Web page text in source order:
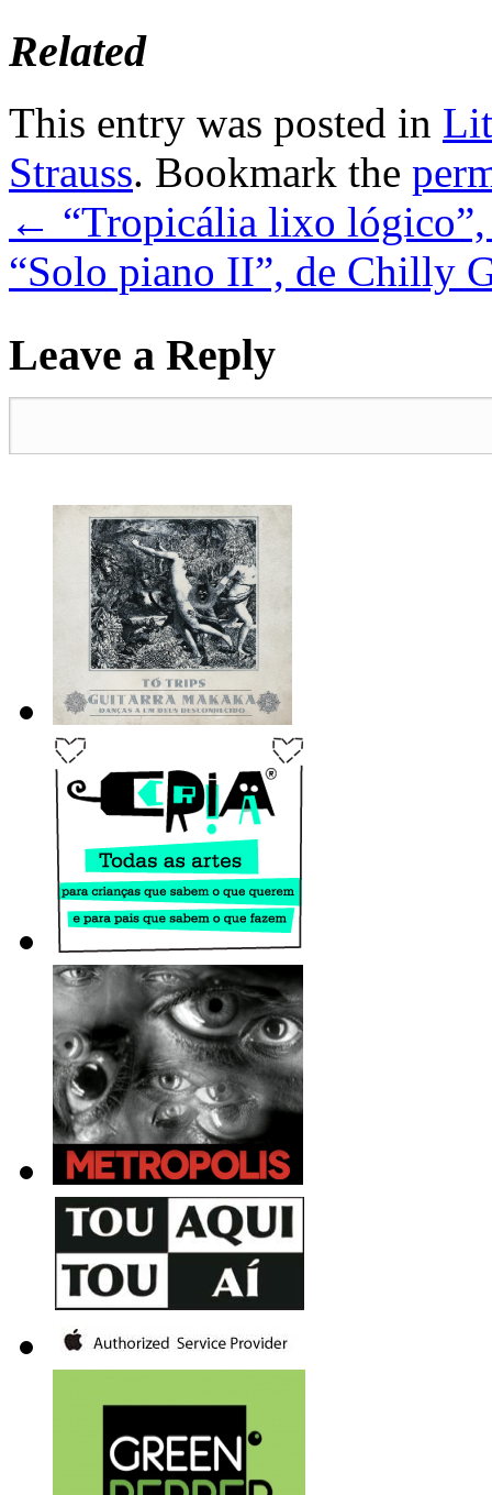
Related
This entry was posted in
Strauss. Bookmark the
← “Tropicália lixo lógico”,
“Solo piano II”, de Chilly
Leave a Reply